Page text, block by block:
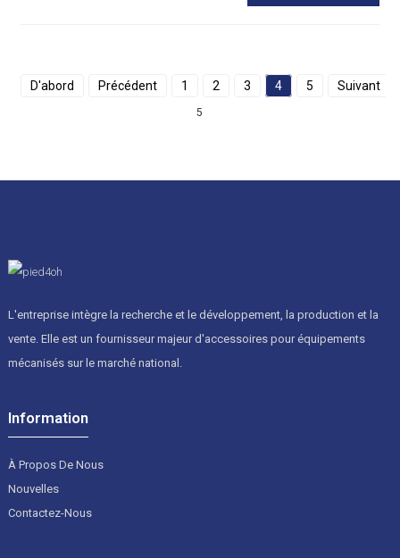
D'abord Précédent 1 2 3 4 5 Suivant
5
L'entreprise intègre la recherche et le développement, la production et la
vente. Elle est un fournisseur majeur d'accessoires pour équipements
mécanisés sur le marché national.
Information
À Propos De Nous
Nouvelles
Contactez-Nous